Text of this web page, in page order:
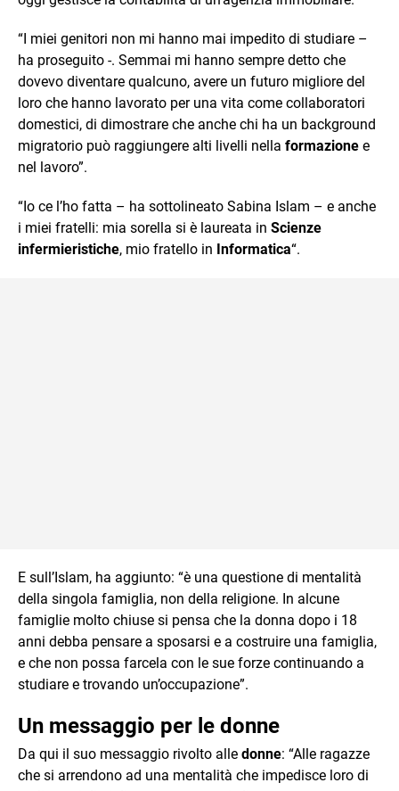
“I miei genitori non mi hanno mai impedito di studiare –
ha proseguito -. Semmai mi hanno sempre detto che
dovevo diventare qualcuno, avere un futuro migliore del
loro che hanno lavorato per una vita come collaboratori
domestici, di dimostrare che anche chi ha un background
migratorio può raggiungere alti livelli nella formazione e
nel lavoro”.
“Io ce l’ho fatta – ha sottolineato Sabina Islam – e anche
i miei fratelli: mia sorella si è laureata in Scienze
infermieristiche, mio fratello in Informatica“.
E sull’Islam, ha aggiunto: “è una questione di mentalità
della singola famiglia, non della religione. In alcune
famiglie molto chiuse si pensa che la donna dopo i 18
anni debba pensare a sposarsi e a costruire una famiglia,
e che non possa farcela con le sue forze continuando a
studiare e trovando un’occupazione”.
Un messaggio per le donne
Da qui il suo messaggio rivolto alle donne: “Alle ragazze
che si arrendono ad una mentalità che impedisce loro di